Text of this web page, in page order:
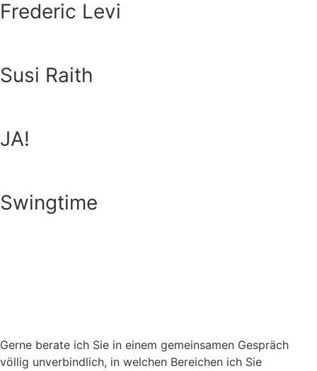
Frederic Levi
Susi Raith
JA!
Swingtime
Gerne berate ich Sie in einem gemeinsamen Gespräch
völlig unverbindlich, in welchen Bereichen ich Sie